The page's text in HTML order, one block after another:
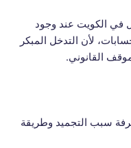
في الكويت عند وجود
لأن التدخل المبكر
القانوني.
سبب التجميد وطريقة